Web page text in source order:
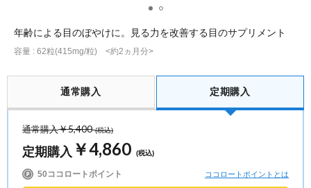
商品を探す
サプリメント・食品
∟ 美容サプリメント
美容・スキンケア
お得にお買い物
おトクなロート定期便
ポイントを貯める
読みもの
ジャーナル (美容情報・健康情報・読み物)
ご案内
年齢による目のぼやけに。見る力を改善する目のサプリメント
容量 : 62粒(415mg/粒) <約2ヵ月分>
通常購入 定期購入
通常購入￥5,400 (税込)
定期購入 ￥4,860 (税込)
50ココロートポイント ココロートポイントとは